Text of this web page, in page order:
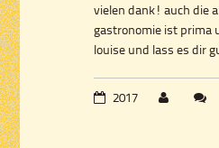
vielen dank! auch die
gastronomie ist prima
louise und lass es dir
2017